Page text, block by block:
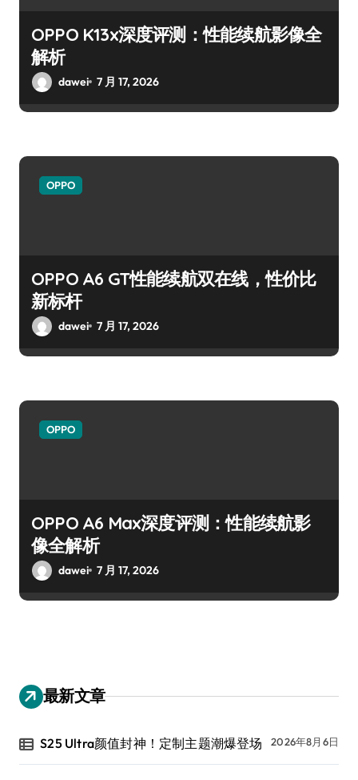
OPPO K13x深度评测：性能续航影像全
解析
dawei 7 月 17, 2026
OPPO
OPPO A6 GT性能续航双在线，性价比
新标杆
dawei 7 月 17, 2026
OPPO
OPPO A6 Max深度评测：性能续航影
像全解析
dawei 7 月 17, 2026
最新文章
S25 Ultra颜值封神！定制主题潮爆登场 2026年8月6日